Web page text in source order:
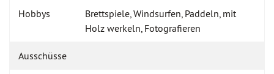
Hobbys
Brettspiele, Windsurfen, Paddeln, mit
Holz werkeln, Fotografieren
Ausschüsse